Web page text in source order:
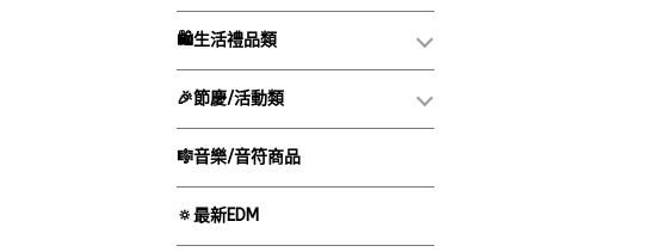
🛍️生活禮品類
🎉節慶/活動類
🎼音樂/音符商品
🔅最新EDM